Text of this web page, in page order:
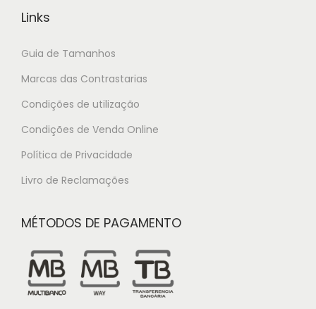
Links
Guia de Tamanhos
Marcas das Contrastarias
Condições de utilização
Condições de Venda Online
Política de Privacidade
Livro de Reclamações
MÉTODOS DE PAGAMENTO